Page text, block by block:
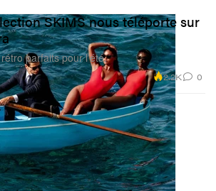
SKIMS nous téléporte sur
parfaits pour l’été.
2.2K 0